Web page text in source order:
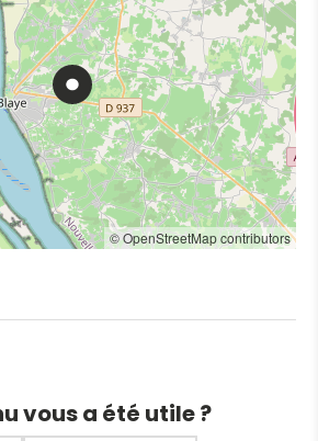
© OpenStreetMap contributors
vous a été utile ?